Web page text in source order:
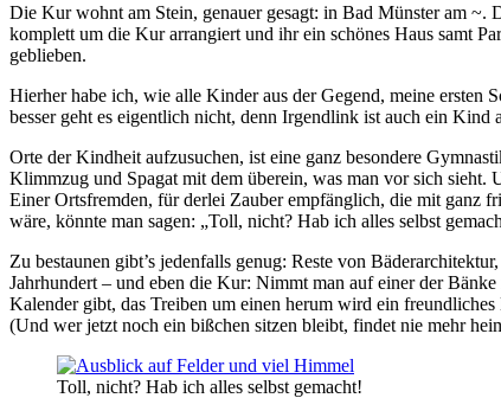
Die Kur wohnt am Stein, genauer gesagt: in Bad Münster am ~.
komplett um die Kur arrangiert und ihr ein schönes Haus samt
geblieben.
Hierher habe ich, wie alle Kinder aus der Gegend, meine ersten
besser geht es eigentlich nicht, denn Irgendlink ist auch ein Kind
Orte der Kindheit aufzusuchen, ist eine ganz besondere
Klimmzug und Spagat mit dem überein, was man vor sich sieht.
Einer Ortsfremden, für derlei Zauber empfänglich, die mit ganz
wäre, könnte man sagen: „Toll, nicht? Hab ich alles selbst
Zu bestaunen gibt’s jedenfalls genug: Reste von
Jahrhundert – und eben die Kur: Nimmt man auf einer der
Kalender gibt, das Treiben um einen herum wird ein
(Und wer jetzt noch ein bißchen sitzen bleibt, findet nie mehr
Toll, nicht? Hab ich alles selbst gemacht!